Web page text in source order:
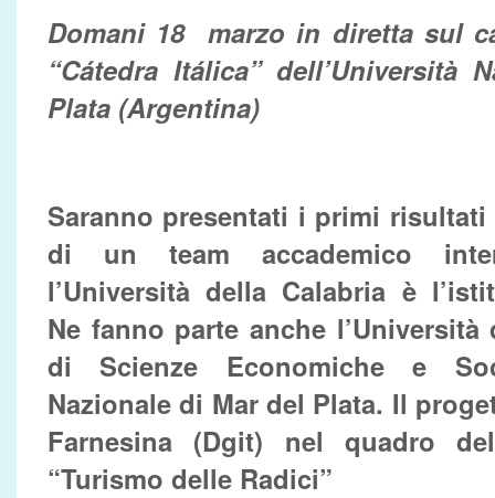
Domani 18 marzo in diretta sul
“Cátedra Itálica” dell’Università
Plata (Argentina)
Saranno presentati i primi
di un team accademico
l’Università della Calabria è
Ne fanno parte anche
di Scienze Economiche e
Nazionale di Mar del Plata. Il
Farnesina (Dgit) nel quadro
“Turismo delle Radici”